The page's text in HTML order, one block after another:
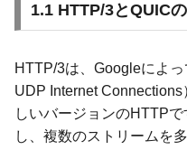
1.1 HTTP/3とQUIC
HTTP/3は、Googleによ
UDP Internet
しいバージョンのHTTP
し、複数のストリームを